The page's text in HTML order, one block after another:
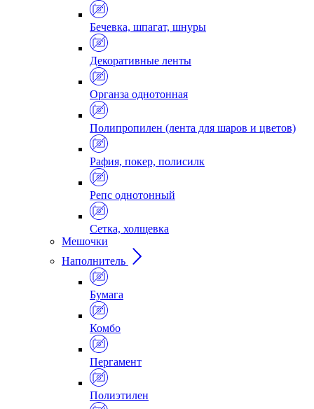
Бечевка, шпагат, шнуры
Декоративные ленты
Органза однотонная
Полипропилен (лента для шаров и цветов)
Рафия, покер, полисилк
Репс однотонный
Сетка, холщевка
Мешочки
Наполнитель
Бумага
Комбо
Пергамент
Полиэтилен